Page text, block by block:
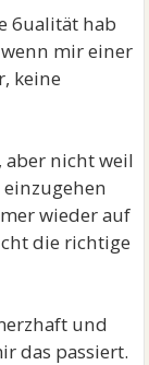
6ualität hab
mir einer
keine
aber nicht weil
wieder auf
die richtige
und
das passiert.